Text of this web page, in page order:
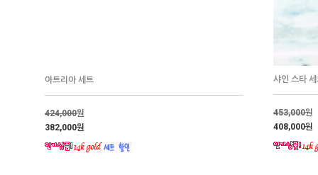
아트리아 세트
424,000원
382,000원
샤인 스타 세
453,000원
408,000원